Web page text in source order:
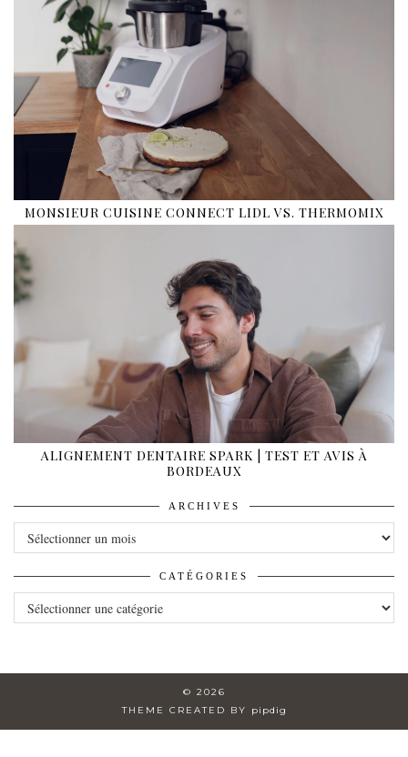
MONSIEUR CUISINE CONNECT LIDL VS. THERMOMIX
ALIGNEMENT DENTAIRE SPARK | TEST ET AVIS À
BORDEAUX
ARCHIVES
ARCHIVES
CATÉGORIES
CATÉGORIES
© 2026
THEME CREATED BY
pipdig